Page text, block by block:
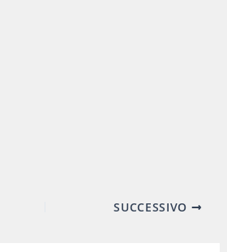
SUCCESSIVO